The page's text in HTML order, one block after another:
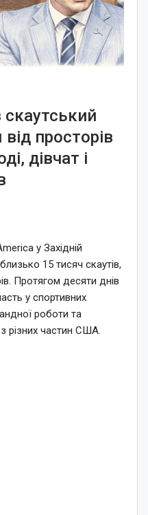
просторів
дівчат і
у Західній
15 тисяч скаутів,
Протягом десяти днів
у спортивних
роботи та
різних частин США.